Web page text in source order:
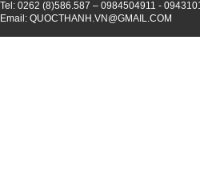
Tel: 0262 (8)586.587 – 0984504911 -
Email: QUOCTHANH.VN@GMAIL.COM